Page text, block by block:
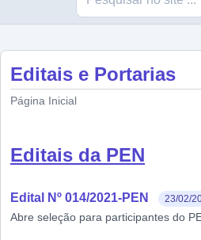
Editais e Portarias
Página Inicial
Editais da PEN
Edital Nº 014/2021-PEN 23/02/
Abre seleção para participantes do